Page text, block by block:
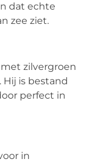
dat echte
zee ziet.
zilvergroen
Hij is bestand
perfect in
in